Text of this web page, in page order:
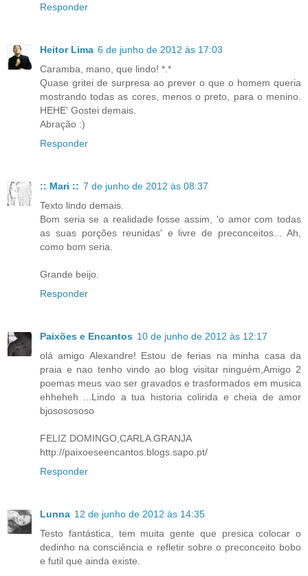
Responder
Heitor Lima 6 de junho de 2012 às 17:03
Caramba, mano, que lindo! *.*
Quase gritei de surpresa ao prever o que o homem queria
mostrando todas as cores, menos o preto, para o menino.
HEHE' Gostei demais.
Abração :)
Responder
:: Mari :: 7 de junho de 2012 às 08:37
Texto lindo demais.
Bom seria se a realidade fosse assim, 'o amor com todas
as suas porções reunidas' e livre de preconceitos... Ah,
como bom seria.
Grande beijo.
Responder
Paixões e Encantos 10 de junho de 2012 às 12:17
olá amigo Alexandre! Estou de ferias na minha casa da
praia e nao tenho vindo ao blog visitar ninguém,Amigo 2
poemas meus vao ser gravados e trasformados em musica
ehheheh ...Lindo a tua historia colirida e cheia de amor
bjososososo
FELIZ DOMINGO,CARLA GRANJA
http://paixoeseencantos.blogs.sapo.pt/
Responder
Lunna 12 de junho de 2012 às 14:35
Testo fantástica, tem muita gente que presica colocar o
dedinho na consciência e refletir sobre o preconceito bobo
e futil que ainda existe.